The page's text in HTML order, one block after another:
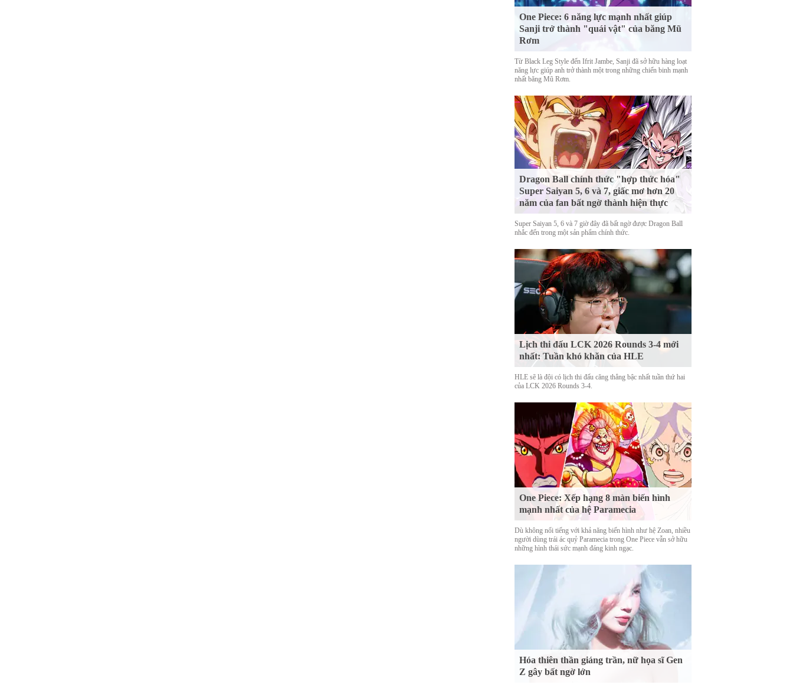
One Piece: 6 năng lực mạnh nhất giúp
Sanji trở thành "quái vật" của băng Mũ
Rơm
Từ Black Leg Style đến Ifrit Jambe, Sanji đã sở hữu hàng loạt
năng lực giúp anh trở thành một trong những chiến binh mạnh
nhất băng Mũ Rơm.
Dragon Ball chính thức "hợp thức hóa"
Super Saiyan 5, 6 và 7, giấc mơ hơn 20
năm của fan bất ngờ thành hiện thực
Super Saiyan 5, 6 và 7 giờ đây đã bất ngờ được Dragon Ball
nhắc đến trong một sản phẩm chính thức.
Lịch thi đấu LCK 2026 Rounds 3-4 mới
nhất: Tuần khó khăn của HLE
HLE sẽ là đội có lịch thi đấu căng thẳng bậc nhất tuần thứ hai
của LCK 2026 Rounds 3-4.
One Piece: Xếp hạng 8 màn biến hình
mạnh nhất của hệ Paramecia
Dù không nổi tiếng với khả năng biến hình như hệ Zoan, nhiều
người dùng trái ác quỷ Paramecia trong One Piece vẫn sở hữu
những hình thái sức mạnh đáng kinh ngạc.
Hóa thiên thần giáng trần, nữ họa sĩ Gen
Z gây bất ngờ lớn